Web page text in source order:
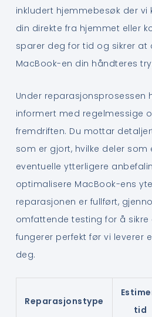
inkludert hjemmebesøk der vi
din direkte fra hjemmet eller
sparer deg for tid og sikrer at
MacBook-en din håndteres
Under reparasjonsprosessen
informert med regelmessige
fremdriften. Du mottar
som er gjort, hvilke deler som
eventuelle ytterligere
optimalisere MacBook-ens
reparasjonen er fullført,
omfattende testing for å sikre
fungerer perfekt før vi leverer
deg.
Reparasjonstype
tid